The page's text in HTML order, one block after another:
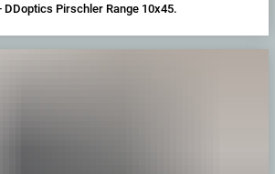
Pirschler Range 10x45.